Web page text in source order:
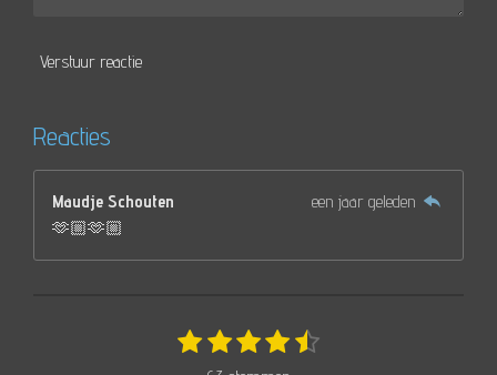
Verstuur reactie
Reacties
Maudje Schouten
een jaar geleden
🫶🏼🫶🏼
1
2
s
3
s
4
s
5
S